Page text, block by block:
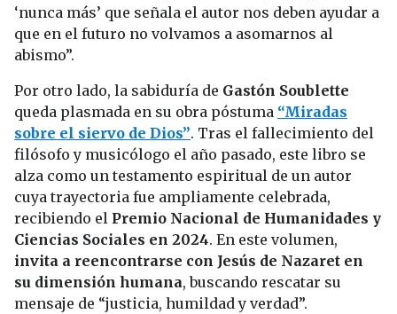
‘nunca más’ que señala el autor nos deben ayudar a
que en el futuro no volvamos a asomarnos al
abismo”.
Por otro lado, la sabiduría de Gastón Soublette
queda plasmada en su obra póstuma “Miradas
sobre el siervo de Dios”. Tras el fallecimiento del
filósofo y musicólogo el año pasado, este libro se
alza como un testamento espiritual de un autor
cuya trayectoria fue ampliamente celebrada,
recibiendo el Premio Nacional de Humanidades y
Ciencias Sociales en 2024. En este volumen,
invita a reencontrarse con Jesús de Nazaret en
su dimensión humana, buscando rescatar su
mensaje de “justicia, humildad y verdad”.